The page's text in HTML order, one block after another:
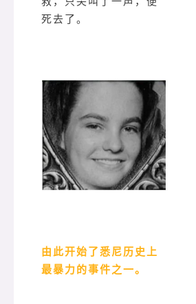
死去了。
由此开始了悉尼历史上
最暴力的事件之一。